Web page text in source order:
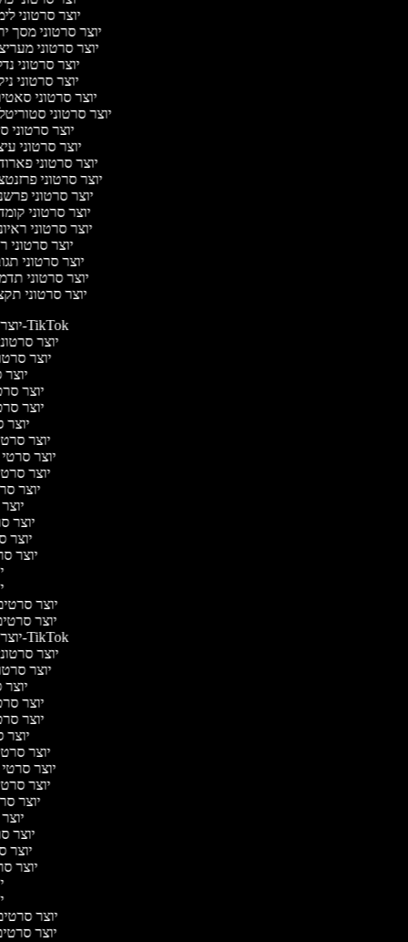
יוצר סרטוני
יוצר סרטוני מסך
יוצר סרטוני
יוצר סרטוני
יוצר סרטוני
יוצר סרטוני
יוצר סרטוני
יוצר סרטוני
יוצר סרטוני
יוצר סרטוני
יוצר סרטוני
יוצר סרטוני
יוצר סרטוני
יוצר סרטוני
יוצר סרטוני
יוצר סרטוני
יוצר סרטוני
יוצר סרטוני
יוצר סרטונים ל-TikTok
יוצר
יוצר
יוצר
יוצר
יוצר
יוצר
יוצר
יוצר סרטי
יוצר
יוצר
יוצר
יוצר
יוצר
יוצר
יוצר
יוצר סרטונים ל-TikTok
יוצר
יוצר
יוצר
יוצר
יוצר
יוצר
יוצר
יוצר סרטי
יוצר
יוצר
יוצר
יוצר
יוצר
יוצר
יוצר